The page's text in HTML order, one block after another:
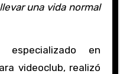
una vida normal
en
videoclub, realizó